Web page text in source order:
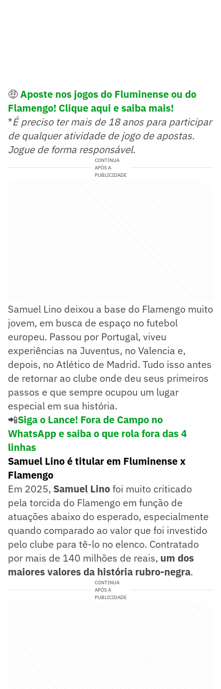
🤑Aposte nos jogos do Fluminense ou do
Flamengo! Clique aqui e saiba mais!
*É preciso ter mais de 18 anos para participar
de qualquer atividade de jogo de apostas.
Jogue de forma responsável.
CONTINUA
APÓS A
PUBLICIDADE
Samuel Lino deixou a base do Flamengo muito
jovem, em busca de espaço no futebol
europeu. Passou por Portugal, viveu
experiências na Juventus, no Valencia e,
depois, no Atlético de Madrid. Tudo isso antes
de retornar ao clube onde deu seus primeiros
passos e que sempre ocupou um lugar
especial em sua história.
📲Siga o Lance! Fora de Campo no
WhatsApp e saiba o que rola fora das 4
linhas
Samuel Lino é titular em Fluminense x
Flamengo
Em 2025, Samuel Linofoi muito criticado
pela torcida do Flamengo em função de
atuações abaixo do esperado, especialmente
quando comparado ao valor que foi investido
pelo clube para tê-lo no elenco. Contratado
por mais de 140 milhões de reais, um dos
maiores valores da história rubro-negra.
CONTINUA
APÓS A
PUBLICIDADE